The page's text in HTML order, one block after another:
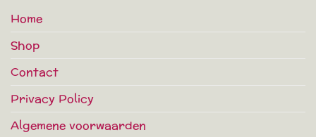
Home
Shop
Contact
Privacy Policy
Algemene voorwaarden